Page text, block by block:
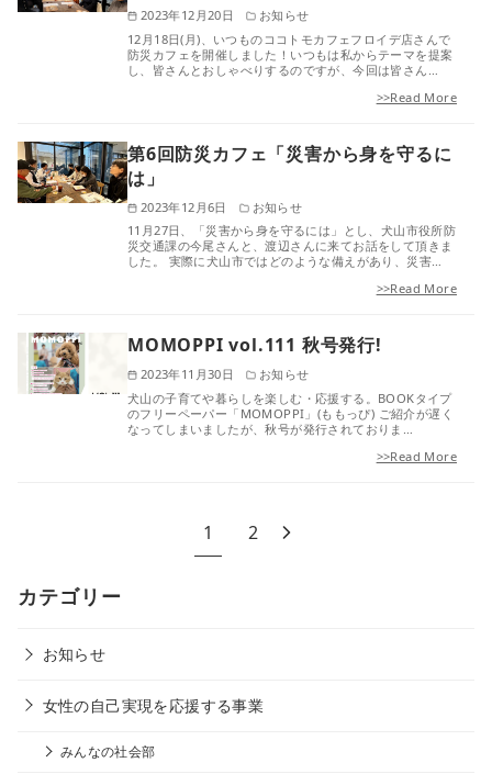
2023年12月20日
お知らせ
12月18日(月)、いつものココトモカフェフロイデ店さんで
防災カフェを開催しました！いつもは私からテーマを提案
し、皆さんとおしゃべりするのですが、今回は皆さん…
>>Read More
第6回防災カフェ「災害から身を守るに
は」
2023年12月6日
お知らせ
11月27日、「災害から身を守るには」とし、犬山市役所防
災交通課の今尾さんと、渡辺さんに来てお話をして頂きま
した。 実際に犬山市ではどのような備えがあり、災害…
>>Read More
MOMOPPI vol.111 秋号発行!
2023年11月30日
お知らせ
犬山の子育てや暮らしを楽しむ・応援する。BOOKタイプ
のフリーペーパー「MOMOPPI」(ももっぴ) ご紹介が遅く
なってしまいましたが、秋号が発行されておりま…
>>Read More
1 2
カテゴリー
お知らせ
女性の自己実現を応援する事業
みんなの社会部